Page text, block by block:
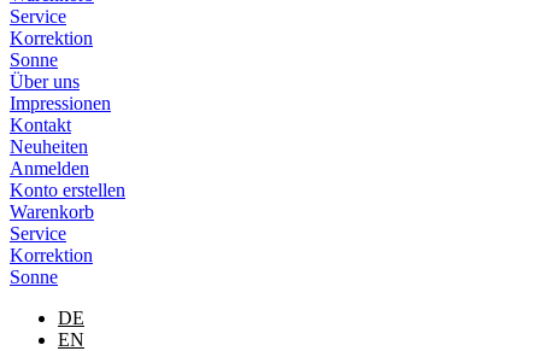
Service
Korrektion
Sonne
Über uns
Impressionen
Kontakt
Neuheiten
Anmelden
Konto erstellen
Warenkorb
Service
Korrektion
Sonne
DE
EN